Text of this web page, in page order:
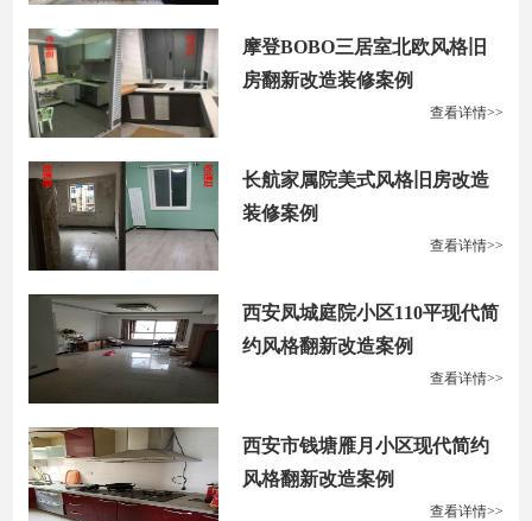
摩登BOBO三居室北欧风格旧
房翻新改造装修案例
查看详情>>
长航家属院美式风格旧房改造
装修案例
查看详情>>
西安凤城庭院小区110平现代简
约风格翻新改造案例
查看详情>>
西安市钱塘雁月小区现代简约
风格翻新改造案例
查看详情>>